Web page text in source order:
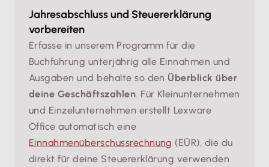
Jahresabschluss und Steuererklärung
vorbereiten
Erfasse in unserem Programm für die
Buchführung unterjährig alle Einnahmen und
Ausgaben und behalte so den Überblick über
deine Geschäftszahlen . Für Kleinunternehmen
und Einzelunternehmen erstellt Lexware
Office automatisch eine
Einnahmenüberschussrechnung (EÜR), die du
direkt für deine Steuererklärung verwenden